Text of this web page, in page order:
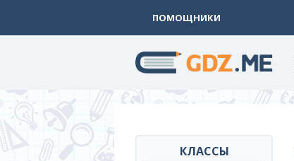
ПОМОЩНИКИ
КЛАССЫ